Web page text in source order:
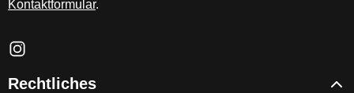
Kontaktformular.
Schau auf Instagram vorbei – öffnet in neuem Tab (externer
Rechtliches